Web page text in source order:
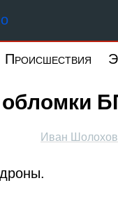
Северо-Запад
Происшествия
обломки
Иван Шолохов